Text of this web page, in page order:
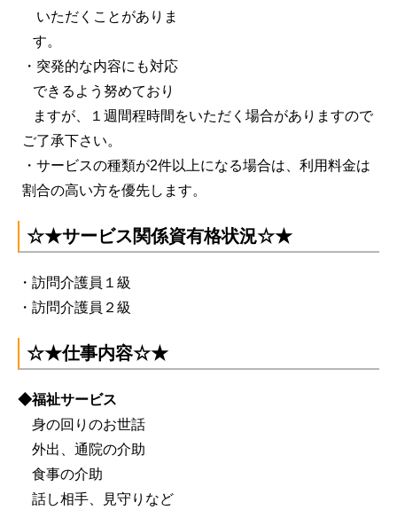
いただくことがありま
す。
・突発的な内容にも対応
できるよう努めており
ますが、１週間程時間をいただく場合がありますので
ご了承下さい。
・サービスの種類が2件以上になる場合は、利用料金は
割合の高い方を優先します。
☆★サービス関係資有格状況☆★
・訪問介護員１級
・訪問介護員２級
☆★仕事内容☆★
◆福祉サービス
身の回りのお世話
外出、通院の介助
食事の介助
話し相手、見守りなど